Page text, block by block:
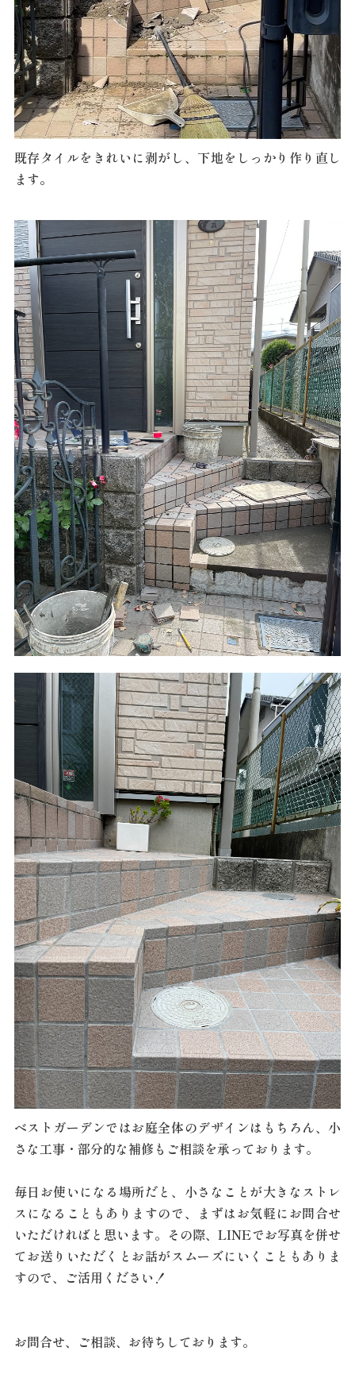
既存タイルをきれいに剥がし、下地をしっかり作り直し
ます。
ベストガーデンではお庭全体のデザインはもちろん、小
さな工事・部分的な補修もご相談を承っております。
毎日お使いになる場所だと、小さなことが大きなストレ
スになることもありますので、まずはお気軽にお問合せ
いただければと思います。その際、LINEでお写真を併せ
てお送りいただくとお話がスムーズにいくこともありま
すので、ご活用ください！
お問合せ、ご相談、お待ちしております。